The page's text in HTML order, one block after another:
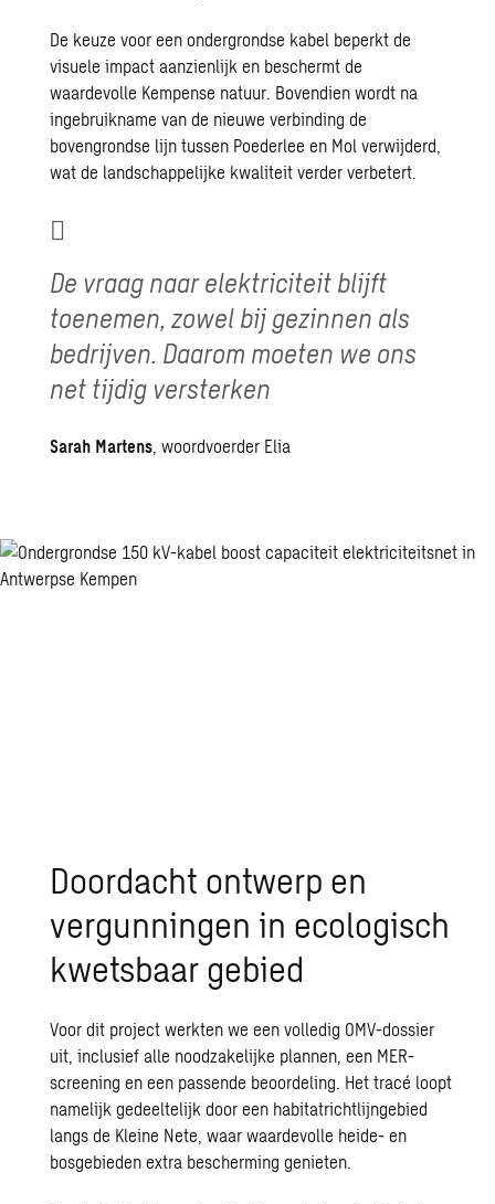
De keuze voor een ondergrondse kabel beperkt de
visuele impact aanzienlijk en beschermt de
waardevolle Kempense natuur. Bovendien wordt na
ingebruikname van de nieuwe verbinding de
bovengrondse lijn tussen Poederlee en Mol verwijderd,
wat de landschappelijke kwaliteit verder verbetert.
De vraag naar elektriciteit blijft
toenemen, zowel bij gezinnen als
bedrijven. Daarom moeten we ons
net tijdig versterken
Sarah Martens, woordvoerder Elia
Doordacht ontwerp en
vergunningen in ecologisch
kwetsbaar gebied
Voor dit project werkten we een volledig OMV-dossier
uit, inclusief alle noodzakelijke plannen, een MER-
screening en een passende beoordeling. Het tracé loopt
namelijk gedeeltelijk door een habitatrichtlijngebied
langs de Kleine Nete, waar waardevolle heide- en
bosgebieden extra bescherming genieten.